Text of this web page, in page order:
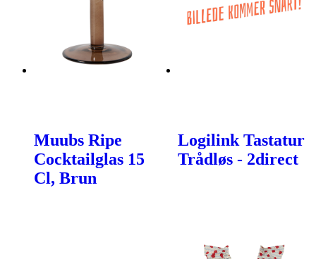
Muubs Ripe
Cocktailglas 15
Cl, Brun
Logilink Tastatur
Trådløs - 2direct